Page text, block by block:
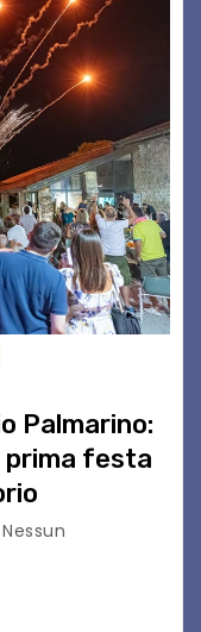
Palmarino:
prima festa
Nessun